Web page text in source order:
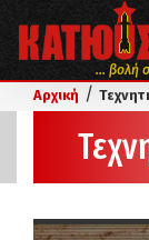
... βολή
Αρχική /